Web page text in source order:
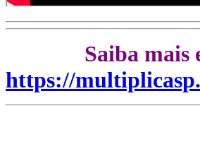
Saiba mais
https://